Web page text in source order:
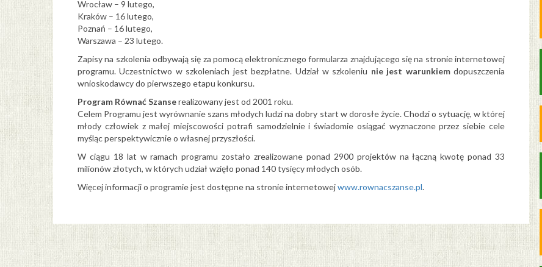
Wrocław – 9 lutego,
Kraków – 16 lutego,
Poznań – 16 lutego,
Warszawa – 23 lutego.
Zapisy na szkolenia odbywają się za pomocą elektronicznego formularza znajdującego się na stronie internetowej
programu. Uczestnictwo w szkoleniach jest bezpłatne. Udział w szkoleniu nie jest warunkiemdopuszczenia
wnioskodawcy do pierwszego etapu konkursu.
Program Równać Szanserealizowany jest od 2001 roku.
Celem Programu jest wyrównanie szans młodych ludzi na dobry start w dorosłe życie. Chodzi o sytuację, w której
młody człowiek z małej miejscowości potrafi samodzielnie i świadomie osiągać wyznaczone przez siebie cele
myśląc perspektywicznie o własnej przyszłości.
W ciągu 18 lat w ramach programu zostało zrealizowane ponad 2900 projektów na łączną kwotę ponad 33
milionów złotych, w których udział wzięło ponad 140 tysięcy młodych osób.
Więcej informacji o programie jest dostępne na stronie internetowejwww.rownacszanse.pl.